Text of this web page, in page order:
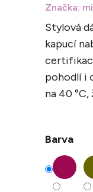
Značka:
Stylová
kapucí
pohodlí i
na 40
Barva